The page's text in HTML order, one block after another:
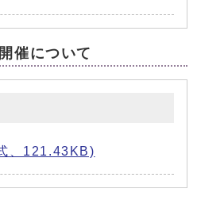
催について
、121.43KB)